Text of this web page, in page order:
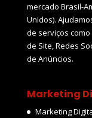
mercado Brasil-
Unidos).
de serviços
de Site, Redes
de Anúncios.
Marketing
Marketing